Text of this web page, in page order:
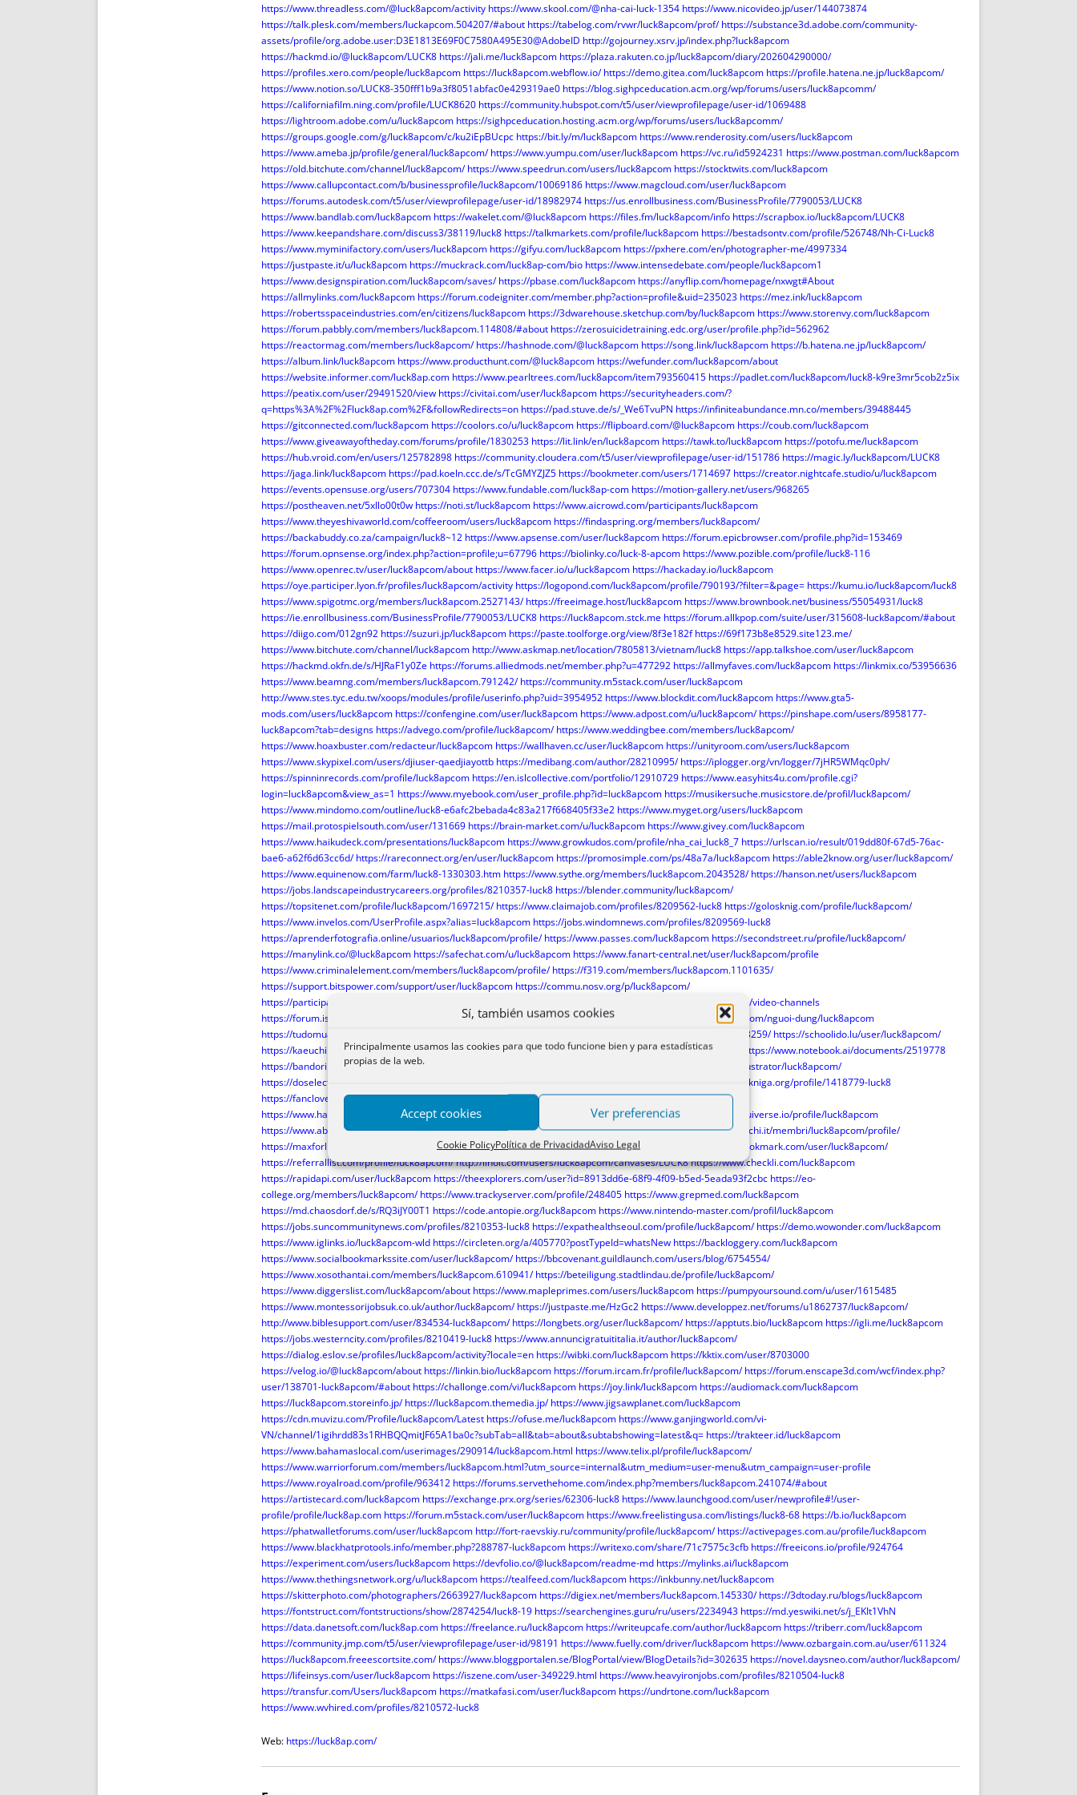
Sí, también usamos cookies
Principalmente usamos las cookies para que todo funcione bien y para estadísticas
propias de la web.
Accept cookies Ver preferencias
Cookie PolicyPolítica de PrivacidadAviso Legal
https://www.threadless.com/@luck8apcom/activity https://www.skool.com/@nha-cai-luck-1354 https://www.nicovideo.jp/user/144073874
https://talk.plesk.com/members/luckapcom.504207/#about https://tabelog.com/rvwr/luck8apcom/prof/ https://substance3d.adobe.com/community-
assets/profile/org.adobe.user:D3E1813E69F0C7580A495E30@AdobeID http://gojourney.xsrv.jp/index.php?luck8apcom
https://hackmd.io/@luck8apcom/LUCK8 https://jali.me/luck8apcom https://plaza.rakuten.co.jp/luck8apcom/diary/202604290000/
https://profiles.xero.com/people/luck8apcom https://luck8apcom.webflow.io/ https://demo.gitea.com/luck8apcom https://profile.hatena.ne.jp/luck8apcom/
https://www.notion.so/LUCK8-350fff1b9a3f8051abfac0e429319ae0 https://blog.sighpceducation.acm.org/wp/forums/users/luck8apcomm/
https://californiafilm.ning.com/profile/LUCK8620 https://community.hubspot.com/t5/user/viewprofilepage/user-id/1069488
https://lightroom.adobe.com/u/luck8apcom https://sighpceducation.hosting.acm.org/wp/forums/users/luck8apcomm/
https://groups.google.com/g/luck8apcom/c/ku2iEpBUcpc https://bit.ly/m/luck8apcom https://www.renderosity.com/users/luck8apcom
https://www.ameba.jp/profile/general/luck8apcom/ https://www.yumpu.com/user/luck8apcom https://vc.ru/id5924231 https://www.postman.com/luck8apcom
https://old.bitchute.com/channel/luck8apcom/ https://www.speedrun.com/users/luck8apcom https://stocktwits.com/luck8apcom
https://www.callupcontact.com/b/businessprofile/luck8apcom/10069186 https://www.magcloud.com/user/luck8apcom
https://forums.autodesk.com/t5/user/viewprofilepage/user-id/18982974 https://us.enrollbusiness.com/BusinessProfile/7790053/LUCK8
https://www.bandlab.com/luck8apcom https://wakelet.com/@luck8apcom https://files.fm/luck8apcom/info https://scrapbox.io/luck8apcom/LUCK8
https://www.keepandshare.com/discuss3/38119/luck8 https://talkmarkets.com/profile/luck8apcom https://bestadsontv.com/profile/526748/Nh-Ci-Luck8
https://www.myminifactory.com/users/luck8apcom https://gifyu.com/luck8apcom https://pxhere.com/en/photographer-me/4997334
https://justpaste.it/u/luck8apcom https://muckrack.com/luck8ap-com/bio https://www.intensedebate.com/people/luck8apcom1
https://www.designspiration.com/luck8apcom/saves/ https://pbase.com/luck8apcom https://anyflip.com/homepage/nxwgt#About
https://allmylinks.com/luck8apcom https://forum.codeigniter.com/member.php?action=profile&uid=235023 https://mez.ink/luck8apcom
https://robertsspaceindustries.com/en/citizens/luck8apcom https://3dwarehouse.sketchup.com/by/luck8apcom https://www.storenvy.com/luck8apcom
https://forum.pabbly.com/members/luck8apcom.114808/#about https://zerosuicidetraining.edc.org/user/profile.php?id=562962
https://reactormag.com/members/luck8apcom/ https://hashnode.com/@luck8apcom https://song.link/luck8apcom https://b.hatena.ne.jp/luck8apcom/
https://album.link/luck8apcom https://www.producthunt.com/@luck8apcom https://wefunder.com/luck8apcom/about
https://website.informer.com/luck8ap.com https://www.pearltrees.com/luck8apcom/item793560415 https://padlet.com/luck8apcom/luck8-k9re3mr5cob2z5ix
https://peatix.com/user/29491520/view https://civitai.com/user/luck8apcom https://securityheaders.com/?
q=https%3A%2F%2Fluck8ap.com%2F&followRedirects=on https://pad.stuve.de/s/_We6TvuPN https://infiniteabundance.mn.co/members/39488445
https://gitconnected.com/luck8apcom https://coolors.co/u/luck8apcom https://flipboard.com/@luck8apcom https://coub.com/luck8apcom
https://www.giveawayoftheday.com/forums/profile/1830253 https://lit.link/en/luck8apcom https://tawk.to/luck8apcom https://potofu.me/luck8apcom
https://hub.vroid.com/en/users/125782898 https://community.cloudera.com/t5/user/viewprofilepage/user-id/151786 https://magic.ly/luck8apcom/LUCK8
https://jaga.link/luck8apcom https://pad.koeln.ccc.de/s/TcGMYZJZ5 https://bookmeter.com/users/1714697 https://creator.nightcafe.studio/u/luck8apcom
https://events.opensuse.org/users/707304 https://www.fundable.com/luck8ap-com https://motion-gallery.net/users/968265
https://postheaven.net/5xllo00t0w https://noti.st/luck8apcom https://www.aicrowd.com/participants/luck8apcom
https://www.theyeshivaworld.com/coffeeroom/users/luck8apcom https://findaspring.org/members/luck8apcom/
https://backabuddy.co.za/campaign/luck8~12 https://www.apsense.com/user/luck8apcom https://forum.epicbrowser.com/profile.php?id=153469
https://forum.opnsense.org/index.php?action=profile;u=67796 https://biolinky.co/luck-8-apcom https://www.pozible.com/profile/luck8-116
https://www.openrec.tv/user/luck8apcom/about https://www.facer.io/u/luck8apcom https://hackaday.io/luck8apcom
https://oye.participer.lyon.fr/profiles/luck8apcom/activity https://logopond.com/luck8apcom/profile/790193/?filter=&page= https://kumu.io/luck8apcom/luck8
https://www.spigotmc.org/members/luck8apcom.2527143/ https://freeimage.host/luck8apcom https://www.brownbook.net/business/55054931/luck8
https://ie.enrollbusiness.com/BusinessProfile/7790053/LUCK8 https://luck8apcom.stck.me https://forum.allkpop.com/suite/user/315608-luck8apcom/#about
https://diigo.com/012gn92 https://suzuri.jp/luck8apcom https://paste.toolforge.org/view/8f3e182f https://69f173b8e8529.site123.me/
https://www.bitchute.com/channel/luck8apcom http://www.askmap.net/location/7805813/vietnam/luck8 https://app.talkshoe.com/user/luck8apcom
https://hackmd.okfn.de/s/HJRaF1y0Ze https://forums.alliedmods.net/member.php?u=477292 https://allmyfaves.com/luck8apcom https://linkmix.co/53956636
https://www.beamng.com/members/luck8apcom.791242/ https://community.m5stack.com/user/luck8apcom
http://www.stes.tyc.edu.tw/xoops/modules/profile/userinfo.php?uid=3954952 https://www.blockdit.com/luck8apcom https://www.gta5-
mods.com/users/luck8apcom https://confengine.com/user/luck8apcom https://www.adpost.com/u/luck8apcom/ https://pinshape.com/users/8958177-
luck8apcom?tab=designs https://advego.com/profile/luck8apcom/ https://www.weddingbee.com/members/luck8apcom/
https://www.hoaxbuster.com/redacteur/luck8apcom https://wallhaven.cc/user/luck8apcom https://unityroom.com/users/luck8apcom
https://www.skypixel.com/users/djiuser-qaedjiayottb https://medibang.com/author/28210995/ https://iplogger.org/vn/logger/7jHR5WMqc0ph/
https://spinninrecords.com/profile/luck8apcom https://en.islcollective.com/portfolio/12910729 https://www.easyhits4u.com/profile.cgi?
login=luck8apcom&view_as=1 https://www.myebook.com/user_profile.php?id=luck8apcom https://musikersuche.musicstore.de/profil/luck8apcom/
https://www.mindomo.com/outline/luck8-e6afc2bebada4c83a217f668405f33e2 https://www.myget.org/users/luck8apcom
https://mail.protospielsouth.com/user/131669 https://brain-market.com/u/luck8apcom https://www.givey.com/luck8apcom
https://www.haikudeck.com/presentations/luck8apcom https://www.growkudos.com/profile/nha_cai_luck8_7 https://urlscan.io/result/019dd80f-67d5-76ac-
bae6-a62f6d63cc6d/ https://rareconnect.org/en/user/luck8apcom https://promosimple.com/ps/48a7a/luck8apcom https://able2know.org/user/luck8apcom/
https://www.equinenow.com/farm/luck8-1330303.htm https://www.sythe.org/members/luck8apcom.2043528/ https://hanson.net/users/luck8apcom
https://jobs.landscapeindustrycareers.org/profiles/8210357-luck8 https://blender.community/luck8apcom/
https://topsitenet.com/profile/luck8apcom/1697215/ https://www.claimajob.com/profiles/8209562-luck8 https://golosknig.com/profile/luck8apcom/
https://www.invelos.com/UserProfile.aspx?alias=luck8apcom https://jobs.windomnews.com/profiles/8209569-luck8
https://aprenderfotografia.online/usuarios/luck8apcom/profile/ https://www.passes.com/luck8apcom https://secondstreet.ru/profile/luck8apcom/
https://manylink.co/@luck8apcom https://safechat.com/u/luck8apcom https://www.fanart-central.net/user/luck8apcom/profile
https://www.criminalelement.com/members/luck8apcom/profile/ https://f319.com/members/luck8apcom.1101635/
https://support.bitspower.com/support/user/luck8apcom https://commu.nosv.org/p/luck8apcom/
https://participacion.cabildofuer.es/profiles/luck8apcom/activity?locale=en
https://phijkchu.com/a/luck8apcom/video-channels
https://forum.issabel.org/u/luck8apcom
https://www.investagrams.com/Profile/luck8apcom
https://spiderum.com/nguoi-dung/luck8apcom
https://tudomuaban.com/chi-tiet-rao-vat/2890979/luck8apcom.html
https://espritgames.com/members/50923259/ https://schoolido.lu/user/luck8apcom/
https://kaeuchi.jp/forums/users/luck8apcom/https://hcgdietinfo.com/hcgdietforums/members/luck8apcom/
https://www.notebook.ai/documents/2519778
https://bandori.party/user/845199/luck8apcom/
https://illust.daysneo.com/illustrator/luck8apcom/
https://doselect.com/@d0a03a6c7989e24f50a7e99fe
https://akniga.org/profile/1418779-luck8
https://fanclove.jp/profile/90Wwgj3EWPhttp://forum.modulebazaar.com/forums/user/luck8apcom/
https://www.halaltrip.com/user/profile/343720/luck8apcom/
https://www.linqto.me/about/luck8apcom
https://uiverse.io/profile/luck8apcom
https://www.abclinuxu.cz/lide/luck8apcomhttps://www.rwaq.org/users/luck8apcomhttps://www.inventoridigiochi.it/membri/luck8apcom/profile/
https://maxforlive.com/profile/user/luck8apcom?tab=abouthttps://cointr.ee/luck8apcom
https://www.video-bookmark.com/user/luck8apcom/
https://referrallist.com/profile/luck8apcom/http://linoit.com/users/luck8apcom/canvases/LUCK8https://www.checkli.com/luck8apcom
https://rapidapi.com/user/luck8apcom https://theexplorers.com/user?id=8913dd6e-68f9-4f09-b5ed-5eada93f2cbc https://eo-
college.org/members/luck8apcom/ https://www.trackyserver.com/profile/248405 https://www.grepmed.com/luck8apcom
https://md.chaosdorf.de/s/RQ3iJY00T1 https://code.antopie.org/luck8apcom https://www.nintendo-master.com/profil/luck8apcom
https://jobs.suncommunitynews.com/profiles/8210353-luck8 https://expathealthseoul.com/profile/luck8apcom/ https://demo.wowonder.com/luck8apcom
https://www.iglinks.io/luck8apcom-wld https://circleten.org/a/405770?postTypeId=whatsNew https://backloggery.com/luck8apcom
https://www.socialbookmarkssite.com/user/luck8apcom/ https://bbcovenant.guildlaunch.com/users/blog/6754554/
https://www.xosothantai.com/members/luck8apcom.610941/ https://beteiligung.stadtlindau.de/profile/luck8apcom/
https://www.diggerslist.com/luck8apcom/about https://www.mapleprimes.com/users/luck8apcom https://pumpyoursound.com/u/user/1615485
https://www.montessorijobsuk.co.uk/author/luck8apcom/ https://justpaste.me/HzGc2 https://www.developpez.net/forums/u1862737/luck8apcom/
http://www.biblesupport.com/user/834534-luck8apcom/ https://longbets.org/user/luck8apcom/ https://apptuts.bio/luck8apcom https://igli.me/luck8apcom
https://jobs.westerncity.com/profiles/8210419-luck8 https://www.annuncigratuititalia.it/author/luck8apcom/
https://dialog.eslov.se/profiles/luck8apcom/activity?locale=en https://wibki.com/luck8apcom https://kktix.com/user/8703000
https://velog.io/@luck8apcom/about https://linkin.bio/luck8apcom https://forum.ircam.fr/profile/luck8apcom/ https://forum.enscape3d.com/wcf/index.php?
user/138701-luck8apcom/#about https://challonge.com/vi/luck8apcom https://joy.link/luck8apcom https://audiomack.com/luck8apcom
https://luck8apcom.storeinfo.jp/ https://luck8apcom.themedia.jp/ https://www.jigsawplanet.com/luck8apcom
https://cdn.muvizu.com/Profile/luck8apcom/Latest https://ofuse.me/luck8apcom https://www.ganjingworld.com/vi-
VN/channel/1igihrdd83s1RHBQQmitJF65A1ba0c?subTab=all&tab=about&subtabshowing=latest&q= https://trakteer.id/luck8apcom
https://www.bahamaslocal.com/userimages/290914/luck8apcom.html https://www.telix.pl/profile/luck8apcom/
https://www.warriorforum.com/members/luck8apcom.html?utm_source=internal&utm_medium=user-menu&utm_campaign=user-profile
https://www.royalroad.com/profile/963412 https://forums.servethehome.com/index.php?members/luck8apcom.241074/#about
https://artistecard.com/luck8apcom https://exchange.prx.org/series/62306-luck8 https://www.launchgood.com/user/newprofile#!/user-
profile/profile/luck8ap.com https://forum.m5stack.com/user/luck8apcom https://www.freelistingusa.com/listings/luck8-68 https://b.io/luck8apcom
https://phatwalletforums.com/user/luck8apcom http://fort-raevskiy.ru/community/profile/luck8apcom/ https://activepages.com.au/profile/luck8apcom
https://www.blackhatprotools.info/member.php?288787-luck8apcom https://writexo.com/share/71c7575c3cfb https://freeicons.io/profile/924764
https://experiment.com/users/luck8apcom https://devfolio.co/@luck8apcom/readme-md https://mylinks.ai/luck8apcom
https://www.thethingsnetwork.org/u/luck8apcom https://tealfeed.com/luck8apcom https://inkbunny.net/luck8apcom
https://skitterphoto.com/photographers/2663927/luck8apcom https://digiex.net/members/luck8apcom.145330/ https://3dtoday.ru/blogs/luck8apcom
https://fontstruct.com/fontstructions/show/2874254/luck8-19 https://searchengines.guru/ru/users/2234943 https://md.yeswiki.net/s/j_EKIt1VhN
https://data.danetsoft.com/luck8ap.com https://freelance.ru/luck8apcom https://writeupcafe.com/author/luck8apcom https://triberr.com/luck8apcom
https://community.jmp.com/t5/user/viewprofilepage/user-id/98191 https://www.fuelly.com/driver/luck8apcom https://www.ozbargain.com.au/user/611324
https://luck8apcom.freeescortsite.com/ https://www.bloggportalen.se/BlogPortal/view/BlogDetails?id=302635 https://novel.daysneo.com/author/luck8apcom/
https://lifeinsys.com/user/luck8apcom https://iszene.com/user-349229.html https://www.heavyironjobs.com/profiles/8210504-luck8
https://transfur.com/Users/luck8apcom https://matkafasi.com/user/luck8apcom https://undrtone.com/luck8apcom
https://www.wvhired.com/profiles/8210572-luck8
Web: https://luck8ap.com/